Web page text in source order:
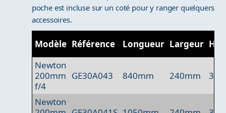
poche est incluse sur un coté pour y ranger quelquers
accessoires.
Modèle Référence Longueur Largeur
Newton
200mm
f/4
GE30A043 840mm 240mm
Newton